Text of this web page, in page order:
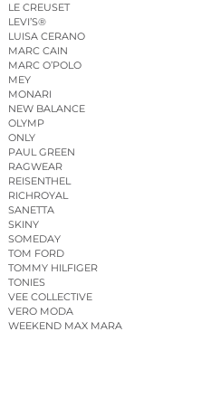
LE CREUSET
LEVI’S®
LUISA CERANO
MARC CAIN
MARC O’POLO
MEY
MONARI
NEW BALANCE
OLYMP
ONLY
PAUL GREEN
RAGWEAR
REISENTHEL
RICHROYAL
SANETTA
SKINY
SOMEDAY
TOM FORD
TOMMY HILFIGER
TONIES
VEE COLLECTIVE
VERO MODA
WEEKEND MAX MARA